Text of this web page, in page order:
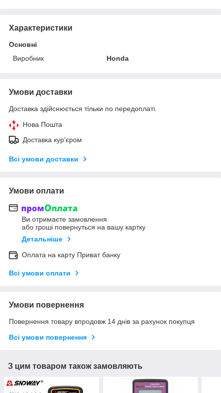
Характеристики
Основні
Виробник
Honda
Умови доставки
Доставка здійснюється тільки по передоплаті.
Нова Пошта
Доставка кур'єром
Всі умови доставки
Умови оплати
Ви отримаєте замовлення
або гроші повернуться на вашу картку
Детальніше
Оплата на карту Приват банку
Всі умови оплати
Умови повернення
Повернення товару впродовж 14 днів за рахунок покупця
Всі умови повернення
З цим товаром також замовляють